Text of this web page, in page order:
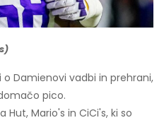
Damienovi vadbi in prehrani,
pico.
Hut, Mario's in CiCi's, ki so